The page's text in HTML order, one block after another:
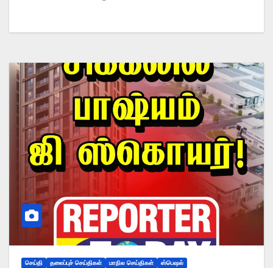
செய்தி தலைப்புச் செய்திகள் மாநில செய்திகள் ஸ்பெஷல்